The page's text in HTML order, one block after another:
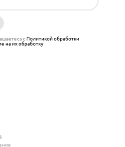
сПолитикой обработки
на их обработку